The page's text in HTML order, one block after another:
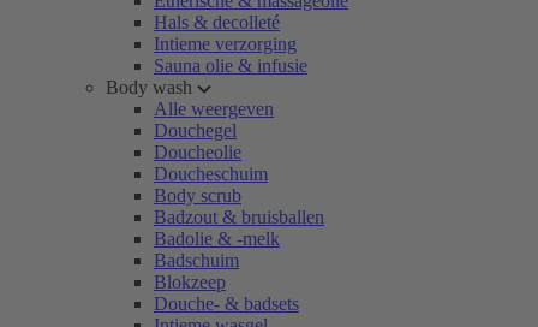
Hals & decolleté
Intieme verzorging
Sauna olie & infusie
Body wash
Alle weergeven
Douchegel
Doucheolie
Doucheschuim
Body scrub
Badzout & bruisballen
Badolie & -melk
Badschuim
Blokzeep
Douche- & badsets